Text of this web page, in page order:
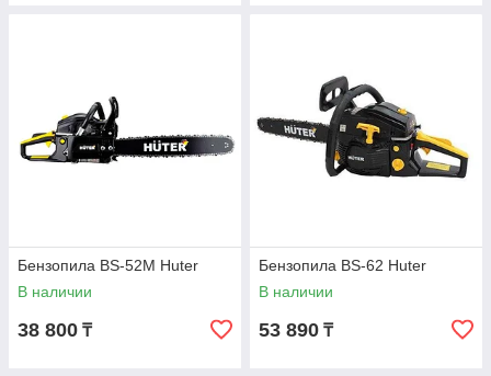
Бензопила BS-52M Huter
В наличии
38 800 ₸
Бензопила BS-62 Huter
В наличии
53 890 ₸